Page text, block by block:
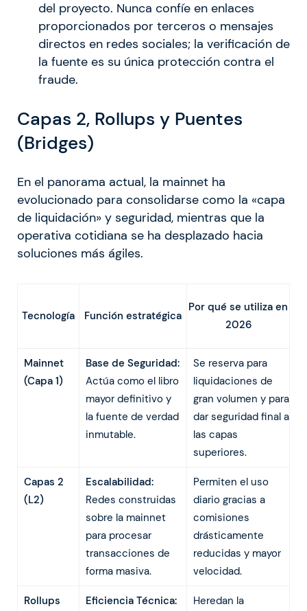
del proyecto. Nunca confíe en enlaces
proporcionados por terceros o mensajes
directos en redes sociales; la verificación de
la fuente es su única protección contra el
fraude.
Capas 2, Rollups y Puentes
(Bridges)
En el panorama actual, la mainnet ha
evolucionado para consolidarse como la «capa
de liquidación» y seguridad, mientras que la
operativa cotidiana se ha desplazado hacia
soluciones más ágiles.
Tecnología Función estratégica
Por qué se utiliza en
2026
Mainnet
(Capa 1)
Base de Seguridad:
Actúa como el libro
mayor definitivo y
la fuente de verdad
inmutable.
Se reserva para
liquidaciones de
gran volumen y para
dar seguridad final a
las capas
superiores.
Capas 2
(L2)
Escalabilidad:
Redes construidas
sobre la mainnet
para procesar
transacciones de
forma masiva.
Permiten el uso
diario gracias a
comisiones
drásticamente
reducidas y mayor
velocidad.
Rollups
Eficiencia Técnica:
Heredan la